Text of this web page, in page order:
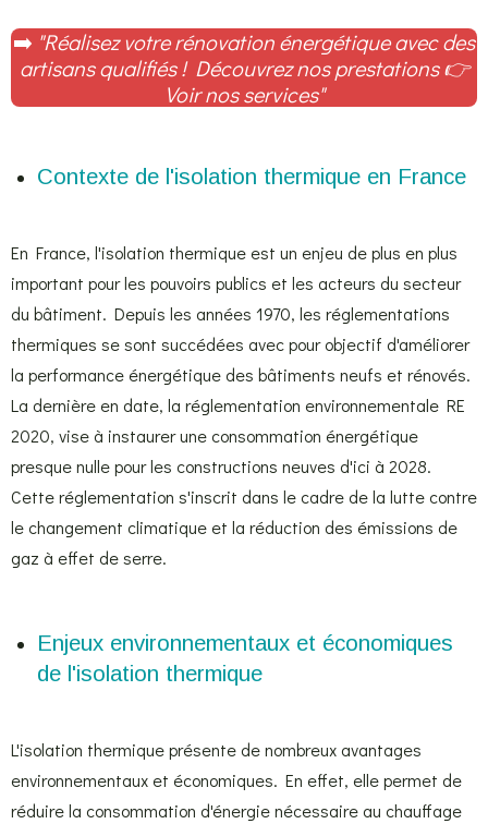
➡️ "Réalisez votre rénovation énergétique avec des
artisans qualifiés ! Découvrez nos prestations👉
Voir nos services"
Contexte de l'isolation thermique en France
En France, l'isolation thermique est un enjeu de plus en plus
important pour les pouvoirs publics et les acteurs du secteur
du bâtiment. Depuis les années 1970, les réglementations
thermiques se sont succédées avec pour objectif d'améliorer
la performance énergétique des bâtiments neufs et rénovés.
La dernière en date, la réglementation environnementale RE
2020, vise à instaurer une consommation énergétique
presque nulle pour les constructions neuves d'ici à 2028.
Cette réglementation s'inscrit dans le cadre de la lutte contre
le changement climatique et la réduction des émissions de
gaz à effet de serre.
Enjeux environnementaux et économiques
de l'isolation thermique
L'isolation thermique présente de nombreux avantages
environnementaux et économiques. En effet, elle permet de
réduire la consommation d'énergie nécessaire au chauffage